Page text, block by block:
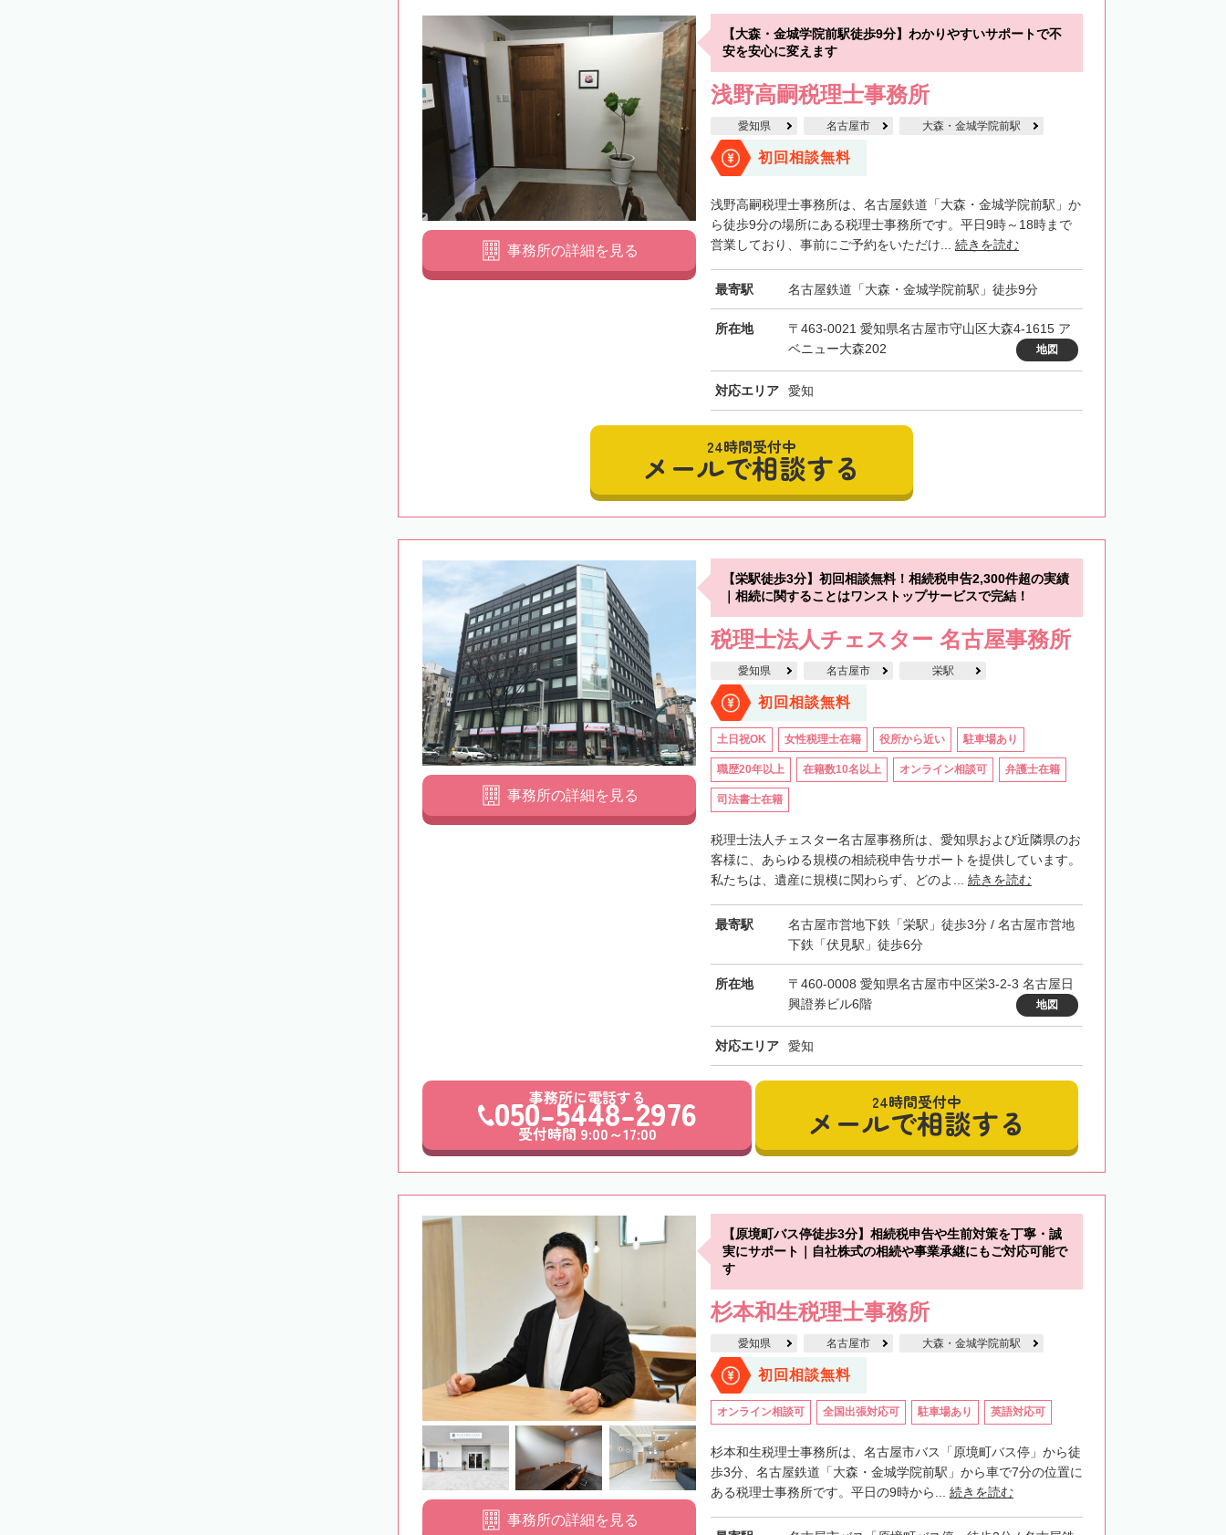
【大森・金城学院前駅徒歩9分】わかりやすいサポートで不
安を安心に変えます
浅野高嗣税理士事務所
愛知県 名古屋市 大森・金城学院前駅
初回相談無料
浅野高嗣税理士事務所は、名古屋鉄道「大森・金城学院前駅」か
ら徒歩9分の場所にある税理士事務所です。平日9時～18時まで
営業しており、事前にご予約をいただけ... 続きを読む
最寄駅 名古屋鉄道「大森・金城学院前駅」徒歩9分
所在地
〒463-0021 愛知県名古屋市守山区大森4-1615 ア
ベニュー大森202
地図
対応エリア 愛知
事務所の詳細を見る
24時間受付中
メールで相談する
【栄駅徒歩3分】初回相談無料！相続税申告2,300件超の実績
｜相続に関することはワンストップサービスで完結！
税理士法人チェスター 名古屋事務所
愛知県 名古屋市 栄駅
初回相談無料
土日祝OK 女性税理士在籍 役所から近い 駐車場あり
職歴20年以上 在籍数10名以上 オンライン相談可 弁護士在籍
司法書士在籍
税理士法人チェスター名古屋事務所は、愛知県および近隣県のお
客様に、あらゆる規模の相続税申告サポートを提供しています。
私たちは、遺産に規模に関わらず、どのよ... 続きを読む
最寄駅
名古屋市営地下鉄「栄駅」徒歩3分 / 名古屋市営地
下鉄「伏見駅」徒歩6分
所在地
〒460-0008 愛知県名古屋市中区栄3-2-3 名古屋日
興證券ビル6階
地図
対応エリア 愛知
事務所の詳細を見る
事務所に電話する
050-5448-2976
受付時間 9:00～17:00
24時間受付中
メールで相談する
【原境町バス停徒歩3分】相続税申告や生前対策を丁寧・誠
実にサポート｜自社株式の相続や事業承継にもご対応可能で
す
杉本和生税理士事務所
愛知県 名古屋市 大森・金城学院前駅
初回相談無料
オンライン相談可 全国出張対応可 駐車場あり 英語対応可
杉本和生税理士事務所は、名古屋市バス「原境町バス停」から徒
歩3分、名古屋鉄道「大森・金城学院前駅」から車で7分の位置に
ある税理士事務所です。平日の9時から... 続きを読む
事務所の詳細を見る